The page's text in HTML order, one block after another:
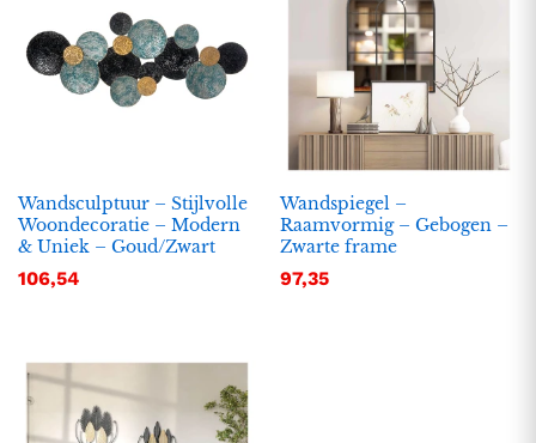
Wandsculptuur – Stijlvolle
Woondecoratie – Modern
& Uniek – Goud/Zwart
106,54
Wandspiegel –
Raamvormig – Gebogen –
Zwarte frame
97,35